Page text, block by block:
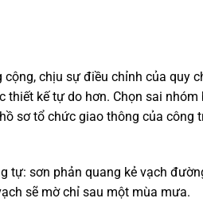
chịu sự điều chỉnh của quy
kế tự do hơn. Chọn sai nhóm
sơ tổ chức giao thông của công
tự: sơn phản quang kẻ vạch
sẽ mờ chỉ sau một mùa mưa.